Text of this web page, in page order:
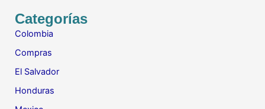
Categorías
Colombia
Compras
El Salvador
Honduras